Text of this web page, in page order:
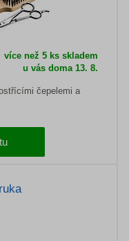
více než 5 ks skladem
u vás doma 13. 8.
čepelemi a